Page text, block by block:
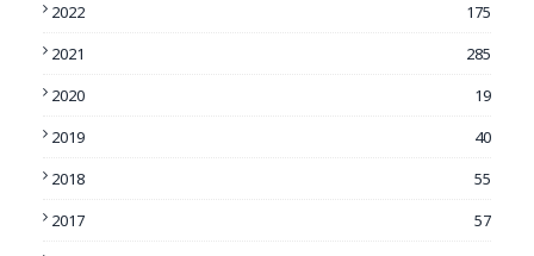
2022
175
2021
285
2020
19
2019
40
2018
55
2017
57